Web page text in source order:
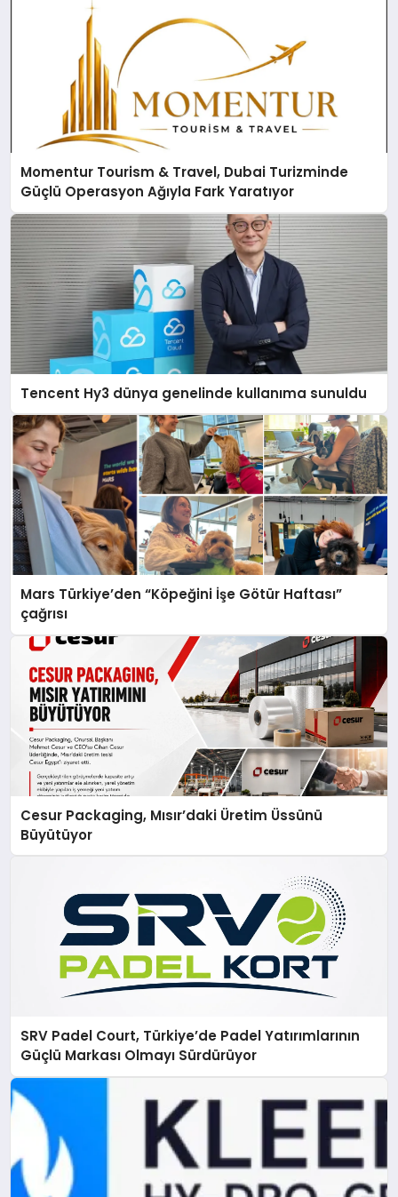
Momentur Tourism & Travel, Dubai Turizminde
Güçlü Operasyon Ağıyla Fark Yaratıyor
Tencent Hy3 dünya genelinde kullanıma sunuldu
Mars Türkiye’den “Köpeğini İşe Götür Haftası”
çağrısı
Cesur Packaging, Mısır’daki Üretim Üssünü
Büyütüyor
SRV Padel Court, Türkiye’de Padel Yatırımlarının
Güçlü Markası Olmayı Sürdürüyor